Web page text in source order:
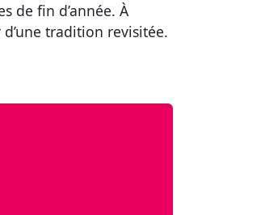
de fin d’année. À
tradition revisitée.